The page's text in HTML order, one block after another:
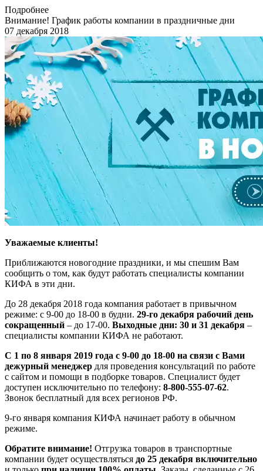
Подробнее
Внимание! График работы компании в праздничные дни
07 декабря 2018
Уважаемые клиенты!
Приближаются новогодние праздники, и мы спешим Вам
сообщить о том, как будут работать специалисты компании
КИФА в эти дни.
До 28 декабря 2018 года компания работает в привычном
режиме: с 9-00 до 18-00 в будни. 29-го декабря рабочий день
сокращенный – до 17-00. Выходные дни: 30 и 31 декабря –
специалисты компании КИФА не работают.
С 1 по 8 января 2019 года с 9-00 до 18-00 на связи с Вами
дежурный менеджер для проведения консультаций по работе
с сайтом и помощи в подборке товаров. Специалист будет
доступен исключительно по телефону: 8-800-555-07-62.
Звонок бесплатный для всех регионов РФ.
9-го января компания КИФА начинает работу в обычном
режиме.
Обратите внимание! Отгрузка товаров в транспортные
компании будет осуществляться до 25 декабря включительно